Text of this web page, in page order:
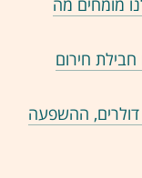
מומחים מה
חירום
ההשפעה